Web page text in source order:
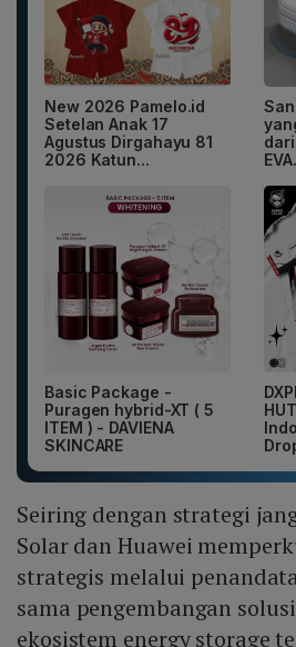
New 2026 Pamelo.id
Setelan Anak 17
Agustus Dirgahayu 81
2026 Katun...
Basic Package -
Puragen hybrid-XT ( 5
ITEM ) - DAVIENA
SKINCARE
Seiring dengan strategi
Solar dan Huawei
strategis melalui
sama pengembangan
ekosistem energy storage